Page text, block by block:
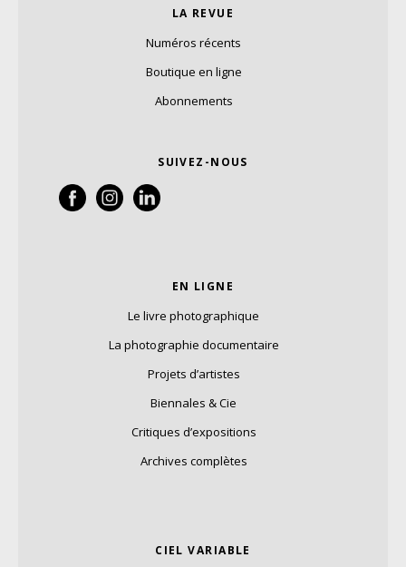
LA REVUE
Numéros récents
Boutique en ligne
Abonnements
SUIVEZ-NOUS
EN LIGNE
Le livre photographique
La photographie documentaire
Projets d’artistes
Biennales & Cie
Critiques d’expositions
Archives complètes
CIEL VARIABLE